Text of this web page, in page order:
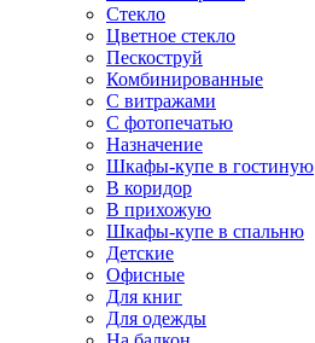
Стекло
Цветное стекло
Пескоструй
Комбинированные
С витражами
С фотопечатью
Назначение
Шкафы-купе в гостиную
В коридор
В прихожую
Шкафы-купе в спальню
Детские
Офисные
Для книг
Для одежды